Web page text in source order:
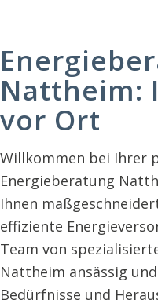
Nattheim:
vor Ort
Willkommen bei Ihrer
Energieberatung
Ihnen
effiziente
Team von
Nattheim ansässig
Bedürfnisse und